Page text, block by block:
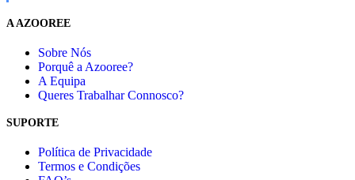
A AZOOREE
Sobre Nós
Porquê a Azooree?
A Equipa
Queres Trabalhar Connosco?
SUPORTE
Política de Privacidade
Termos e Condições